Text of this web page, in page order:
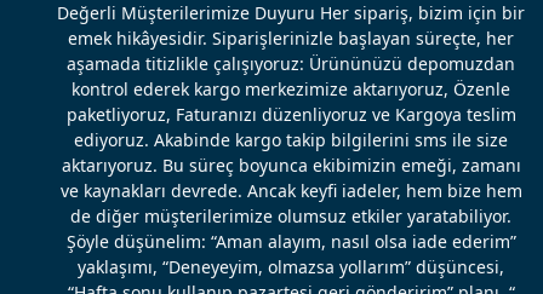
Değerli Müşterilerimize Duyuru Her sipariş, bizim için bir
emek hikâyesidir. Siparişlerinizle başlayan süreçte, her
aşamada titizlikle çalışıyoruz: Ürününüzü depomuzdan
kontrol ederek kargo merkezimize aktarıyoruz, Özenle
paketliyoruz, Faturanızı düzenliyoruz ve Kargoya teslim
ediyoruz. Akabinde kargo takip bilgilerini sms ile size
aktarıyoruz. Bu süreç boyunca ekibimizin emeği, zamanı
ve kaynakları devrede. Ancak keyfi iadeler, hem bize hem
de diğer müşterilerimize olumsuz etkiler yaratabiliyor.
Şöyle düşünelim: “Aman alayım, nasıl olsa iade ederim”
yaklaşımı, “Deneyeyim, olmazsa yollarım” düşüncesi,